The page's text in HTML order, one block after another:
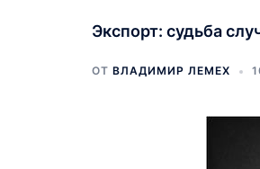
Экспорт: судьба
ОТ ВЛАДИМИР ЛЕМЕХ